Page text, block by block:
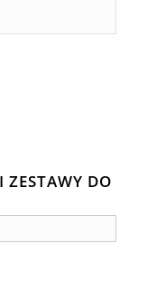
ZESTAWY DO